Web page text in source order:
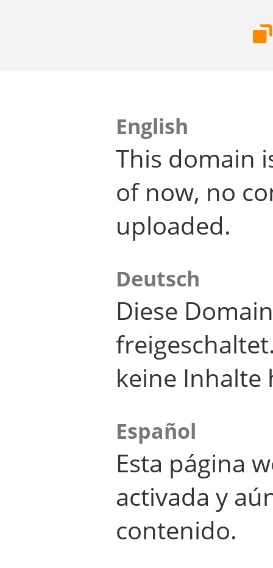
English
This domain
of now, no
uploaded.
Deutsch
Diese
keine Inhalte
Español
Esta página
activada y
contenido.